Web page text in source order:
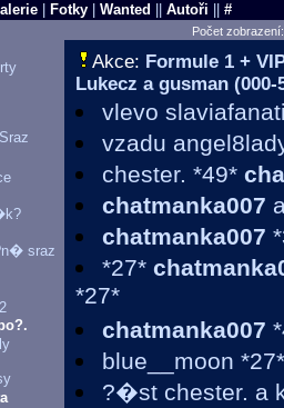
Fotky Wanted Autoři #
Počet
sraz
Akce: Formule 1 +
Lukecz a gusman (000-
vlevo
vzadu
chester. *49*
chatmanka007
chatmanka007
*27*
*27*
chatmanka007
blue__moon
?�st chester. a